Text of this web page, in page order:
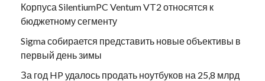
Корпуса SilentiumPC Ventum VT2 относятся к
бюджетному сегменту
Sigma собирается представить новые объективы в
первый день зимы
За год HP удалось продать ноутбуков на 25,8 млрд